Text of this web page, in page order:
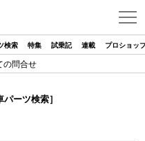
検索 特集 試乗記 連載 プロショッ
の問合せ
パーツ検索］